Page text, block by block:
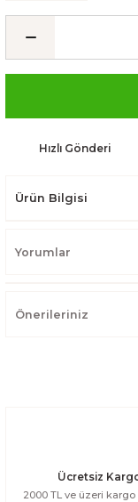
Hızlı Gönderi
Ürün Bilgisi
Yorumlar
Önerileriniz
Ücretsiz
2000 TL ve üzeri